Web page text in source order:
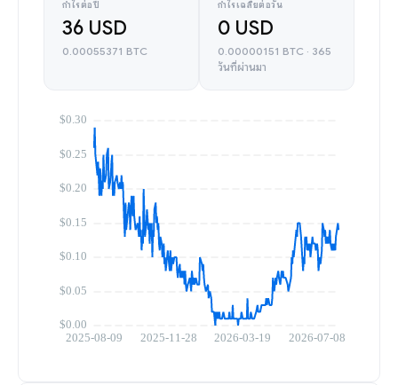
กำไรต่อปี
36 USD
0.00055371 BTC
กำไรเฉลี่ยต่อวัน
0 USD
0.00000151 BTC · 365
วันที่ผ่านมา